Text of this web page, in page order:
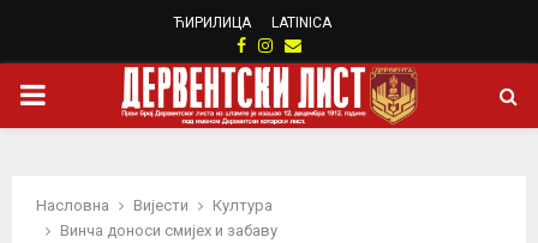
ЋИРИЛИЦА LATINICA
Facebook
Instagram
Email
PRIMARY
Насловна Вијести
Култура
Винча доноси смијех и забаву